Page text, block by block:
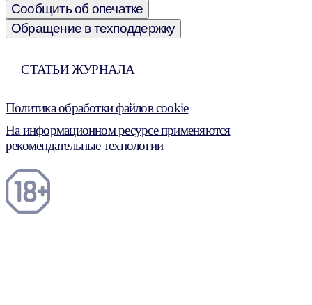
Сообщить об опечатке
Обращение в техподдержку
СТАТЬИ ЖУРНАЛА
Политика обработки файлов cookie
На информационном ресурсе применяются
рекомендательные технологии